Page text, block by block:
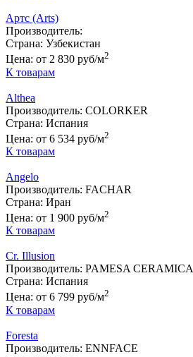
Артс (Arts)
Производитель:
Страна: Узбекистан
Цена: от 2 830 руб/м2
К товарам
Althea
Производитель: COLORKER
Страна: Испания
Цена: от 6 534 руб/м2
К товарам
Angelo
Производитель: FACHAR
Страна: Иран
Цена: от 1 900 руб/м2
К товарам
Cr. Illusion
Производитель: PAMESA CERAMICA
Страна: Испания
Цена: от 6 799 руб/м2
К товарам
Foresta
Производитель: ENNFACE